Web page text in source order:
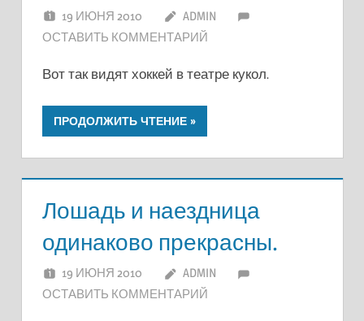
19 ИЮНЯ 2010
ADMIN
ОСТАВИТЬ КОММЕНТАРИЙ
Вот так видят хоккей в театре кукол.
ПРОДОЛЖИТЬ ЧТЕНИЕ
Лошадь и наездница
одинаково прекрасны.
19 ИЮНЯ 2010
ADMIN
ОСТАВИТЬ КОММЕНТАРИЙ